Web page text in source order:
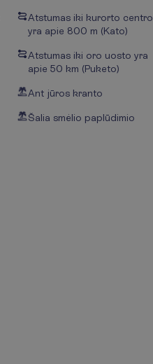
Atstumas iki kurorto centro
yra apie 800 m (Kato)
Atstumas iki oro uosto yra
apie 50 km (Puketo)
Ant jūros kranto
Šalia smėlio paplūdimio